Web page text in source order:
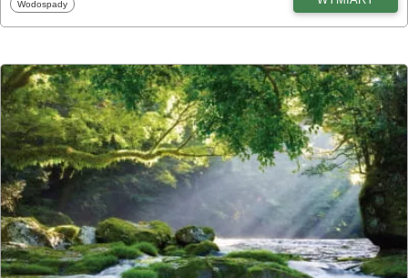
Fototapety
Wodospady